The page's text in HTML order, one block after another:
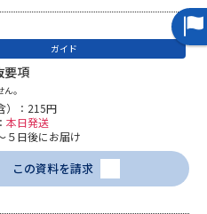
受験スケジュールを立てよう
テレメール全国一斉進学調査
ガイド
要項
。
）：215円
本日発送
５日後にお届け
この資料を請求